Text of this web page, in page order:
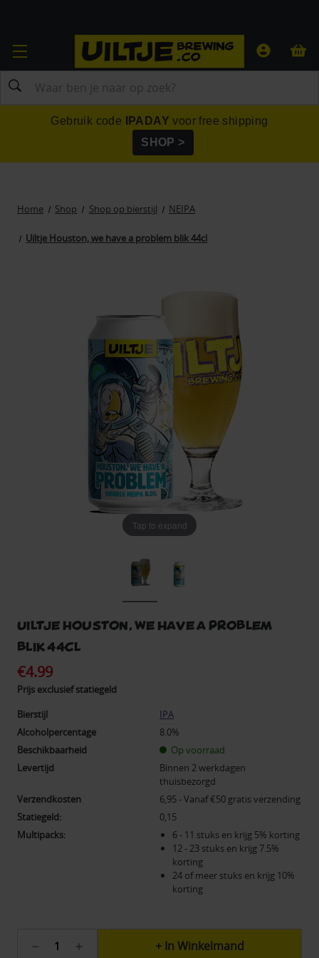
Zoeken
Gebruik code IPADAY voor free shipping
SHOP >
Home Shop Shop op bierstijl NEIPA
Uiltje Houston, we have a problem blik 44cl
Tap to expand
Uiltje Houston, we have a problem
blik 44cl
€4.99
Prijs exclusief statiegeld
Bierstijl
IPA
Alcoholpercentage
8.0%
Beschikbaarheid
Op voorraad
Levertijd
Binnen 2 werkdagen
thuisbezorgd
Verzendkosten
6,95 - Vanaf €50 gratis verzending
Statiegeld:
0,15
Multipacks:
6 - 11 stuks en krijg 5% korting
12 - 23 stuks en krijg 7.5%
korting
24 of meer stuks en krijg 10%
korting
voorraad:
HoeveelheidHoeveelheid